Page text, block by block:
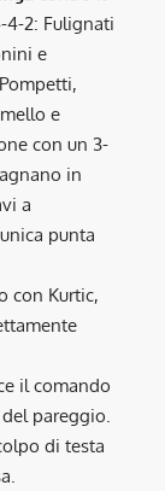
4-2: Fulignati
e
e
con un 3-
in
a
punta
con Kurtic,
il comando
pareggio.
di testa